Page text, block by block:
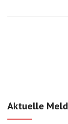
Aktuelle